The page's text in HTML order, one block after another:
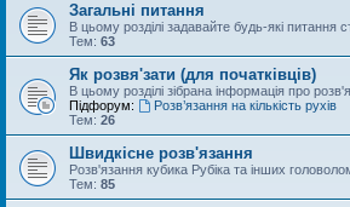
Загальні питання
В цьому розділі задавайте будь-які питання
Тем: 63
Як розвя'зати (для початківців)
В цьому розділі зібрана інформація про
Підфорум:
Розв’язання на кількість рухів
Тем: 26
Швидкісне розв'язання
Розв'язання кубика Рубіка та інших
Тем: 85